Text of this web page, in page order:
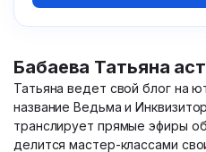
Бабаева Татьяна
Татьяна ведет свой блог на
название Ведьма и
транслирует прямые эфиры
делится мастер-классами